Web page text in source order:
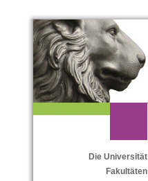
Die Universität
Fakultäten